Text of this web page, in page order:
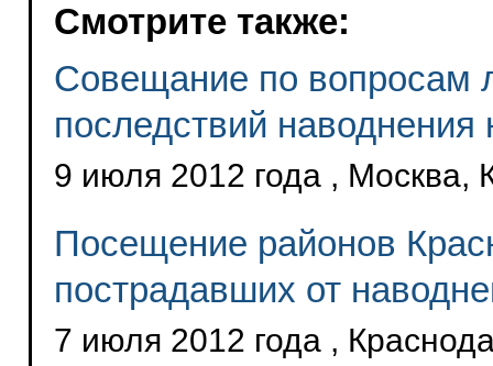
Смотрите также:
Совещание по вопросам
последствий наводнения
9 июля 2012 года , Москва,
Посещение районов
пострадавших от
7 июля 2012 года ,